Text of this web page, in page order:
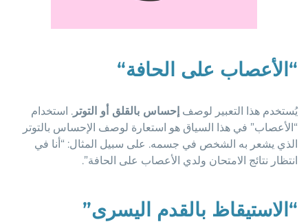
“الأعصاب على الحافة“
يُستخدم هذا التعبير لوصف إحساس بالقلق أو التوتر. استخدام
“الأعصاب” في هذا السياق هو استعارة لوصف الإحساس بالتوتر
الذي يشعر به الشخص في جسمه. على سبيل المثال: “أنا في
انتظار نتائج الامتحان ولدي الأعصاب على الحافة”.
“الاستيقاظ بالقدم اليسرى”